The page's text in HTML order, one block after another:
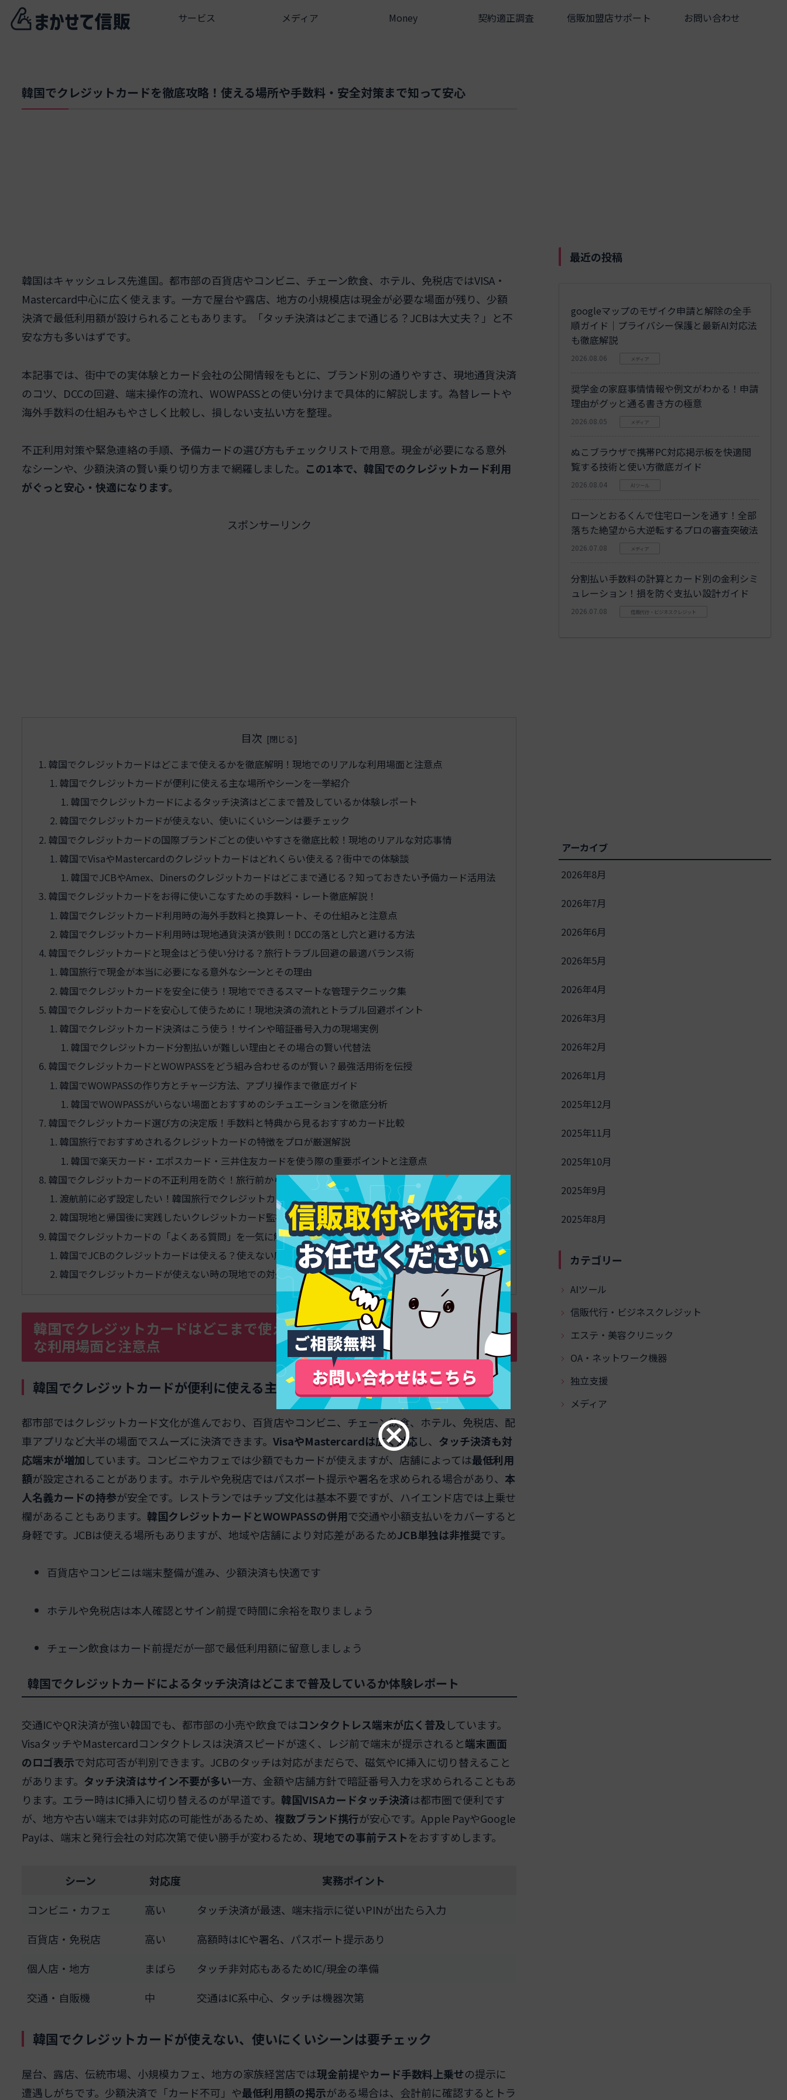
サービス メディア Money 契約適正調査 信販加盟店サポート お問い合わせ
韓国でクレジットカードを徹底攻略！使える場所や手数料・安全対策まで知って安心
韓国はキャッシュレス先進国。都市部の百貨店やコンビニ、チェーン飲食、ホテル、免税店ではVISA・
Mastercard中心に広く使えます。一方で屋台や露店、地方の小規模店は現金が必要な場面が残り、少額
決済で最低利用額が設けられることもあります。「タッチ決済はどこまで通じる？JCBは大丈夫？」と不
安な方も多いはずです。
本記事では、街中での実体験とカード会社の公開情報をもとに、ブランド別の通りやすさ、現地通貨決済
のコツ、DCCの回避、端末操作の流れ、WOWPASSとの使い分けまで具体的に解説します。為替レートや
海外手数料の仕組みもやさしく比較し、損しない支払い方を整理。
不正利用対策や緊急連絡の手順、予備カードの選び方もチェックリストで用意。現金が必要になる意外
なシーンや、少額決済の賢い乗り切り方まで網羅しました。 この1本で、韓国でのクレジットカード利用
がぐっと安心・快適になります。
スポンサーリンク
目次
韓国でクレジットカードはどこまで使えるかを徹底解明！現地でのリアルな利用場面と注意点
韓国でクレジットカードが便利に使える主な場所やシーンを一挙紹介
韓国でクレジットカードによるタッチ決済はどこまで普及しているか体験レポート
韓国でクレジットカードが使えない、使いにくいシーンは要チェック
韓国でクレジットカードの国際ブランドごとの使いやすさを徹底比較！現地のリアルな対応事情
韓国でVisaやMastercardのクレジットカードはどれくらい使える？街中での体験談
韓国でJCBやAmex、Dinersのクレジットカードはどこまで通じる？知っておきたい予備カード活用法
韓国でクレジットカードをお得に使いこなすための手数料・レート徹底解説！
韓国でクレジットカード利用時の海外手数料と換算レート、その仕組みと注意点
韓国でクレジットカード利用時は現地通貨決済が鉄則！DCCの落とし穴と避ける方法
韓国でクレジットカードと現金はどう使い分ける？旅行トラブル回避の最適バランス術
韓国旅行で現金が本当に必要になる意外なシーンとその理由
韓国でクレジットカードを安全に使う！現地でできるスマートな管理テクニック集
韓国でクレジットカードを安心して使うために！現地決済の流れとトラブル回避ポイント
韓国でクレジットカード決済はこう使う！サインや暗証番号入力の現場実例
韓国でクレジットカード分割払いが難しい理由とその場合の賢い代替法
韓国でクレジットカードとWOWPASSをどう組み合わせるのが賢い？最強活用術を伝授
韓国でWOWPASSの作り方とチャージ方法、アプリ操作まで徹底ガイド
韓国でWOWPASSがいらない場面とおすすめのシチュエーションを徹底分析
韓国でクレジットカード選び方の決定版！手数料と特典から見るおすすめカード比較
韓国旅行でおすすめされるクレジットカードの特徴をプロが厳選解説
韓国で楽天カード・エポスカード・三井住友カードを使う際の重要ポイントと注意点
韓国でクレジットカードの不正利用を防ぐ！旅行前から帰国後までの安全対策チェックリスト
渡航前に必ず設定したい！韓国旅行でクレジットカードを守る鉄壁セキュリティ対策
韓国現地と帰国後に実践したいクレジットカード監視とトラブル時の連絡術
韓国でクレジットカードの「よくある質問」を一気に解決！現地トラブル対応術
韓国でJCBのクレジットカードは使える？使えない店舗がある理由をわかりやすく解説
韓国でクレジットカードが使えない時の現地での対処法まとめ
韓国でクレジットカードはどこまで使えるかを徹底解明！現地でのリアル
な利用場面と注意点
韓国でクレジットカードが便利に使える主な場所やシーンを一挙紹介
都市部ではクレジットカード文化が進んでおり、百貨店やコンビニ、チェーン飲食、ホテル、免税店、配
車アプリなど大半の場面でスムーズに決済できます。 VisaやMastercardは広く対応し、 タッチ決済も対
応端末が増加しています。コンビニやカフェでは少額でもカードが使えますが、店舗によっては最低利用
額が設定されることがあります。ホテルや免税店ではパスポート提示や署名を求められる場合があり、 本
人名義カードの持参が安全です。レストランではチップ文化は基本不要ですが、ハイエンド店では上乗せ
欄があることもあります。 韓国クレジットカードとWOWPASSの併用で交通や小額支払いをカバーすると
身軽です。JCBは使える場所もありますが、地域や店舗により対応差があるためJCB単独は非推奨です。
百貨店やコンビニは端末整備が進み、少額決済も快適です
ホテルや免税店は本人確認とサイン前提で時間に余裕を取りましょう
チェーン飲食はカード前提だが一部で最低利用額に留意しましょう
韓国でクレジットカードによるタッチ決済はどこまで普及しているか体験レポート
交通ICやQR決済が強い韓国でも、都市部の小売や飲食ではコンタクトレス端末が広く普及しています。
VisaタッチやMastercardコンタクトレスは決済スピードが速く、レジ前で端末が提示されると端末画面
のロゴ表示で対応可否が判別できます。JCBのタッチは対応がまだらで、磁気やIC挿入に切り替えること
があります。 タッチ決済はサイン不要が多い一方、金額や店舗方針で暗証番号入力を求められることもあ
ります。エラー時はIC挿入に切り替えるのが早道です。 韓国VISAカードタッチ決済は都市圏で便利です
が、地方や古い端末では非対応の可能性があるため、 複数ブランド携行が安心です。Apple PayやGoogle
Payは、端末と発行会社の対応次第で使い勝手が変わるため、 現地での事前テストをおすすめします。
シーン 対応度
実務ポイント
コンビニ・カフェ
高い
タッチ決済が最速、端末指示に従いPINが出たら入力
百貨店・免税店
高い
高額時はICや署名、パスポート提示あり
個人店・地方
まばら
タッチ非対応もあるためIC/現金の準備
交通・自販機
中 交通はIC系中心、タッチは機器次第
韓国でクレジットカードが使えない、使いにくいシーンは要チェック
屋台、露店、伝統市場、小規模カフェ、地方の家族経営店では現金前提やカード手数料上乗せの提示に
遭遇しがちです。少額決済で「カード不可」や最低利用額の掲示がある場合は、会計前に確認するとトラ
最近の投稿
googleマップのモザイク申請と解除の全手
順ガイド｜プライバシー保護と最新AI対応法
も徹底解説
2026.08.06 メディア
奨学金の家庭事情情報や例文がわかる！申請
理由がグッと通る書き方の極意
2026.08.05 メディア
ぬこブラウザで携帯PC対応掲示板を快適閲
覧する技術と使い方徹底ガイド
2026.08.04 AIツール
ローンとおるくんで住宅ローンを通す！全部
落ちた絶望から大逆転するプロの審査突破法
2026.07.08 メディア
分割払い手数料の計算とカード別の金利シミ
ュレーション！損を防ぐ支払い設計ガイド
2026.07.08 信販代行・ビジネスクレジット
アーカイブ
2026年8月
2026年7月
2026年6月
2026年5月
2026年4月
2026年3月
2026年2月
2026年1月
2025年12月
2025年11月
2025年10月
2025年9月
2025年8月
カテゴリー
AIツール
信販代行・ビジネスクレジット
エステ・美容クリニック
OA・ネットワーク機器
独立支援
メディア